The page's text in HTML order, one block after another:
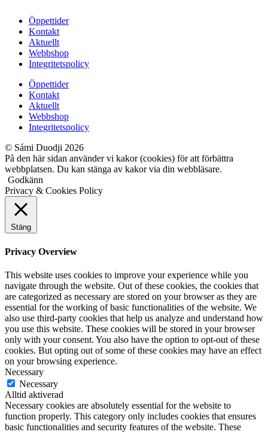
Öppettider
Kontakt
Aktuellt
Webbshop
Integritetspolicy
Öppettider
Kontakt
Aktuellt
Webbshop
Integritetspolicy
© Sámi Duodji 2026
På den här sidan använder vi kakor (cookies) för att förbättra
webbplatsen. Du kan stänga av kakor via din webbläsare.
Godkänn
Privacy & Cookies Policy
Stäng
Privacy Overview
This website uses cookies to improve your experience while you
navigate through the website. Out of these cookies, the cookies that
are categorized as necessary are stored on your browser as they are
essential for the working of basic functionalities of the website. We
also use third-party cookies that help us analyze and understand how
you use this website. These cookies will be stored in your browser
only with your consent. You also have the option to opt-out of these
cookies. But opting out of some of these cookies may have an effect
on your browsing experience.
Necessary
Necessary
Alltid aktiverad
Necessary cookies are absolutely essential for the website to
function properly. This category only includes cookies that ensures
basic functionalities and security features of the website. These